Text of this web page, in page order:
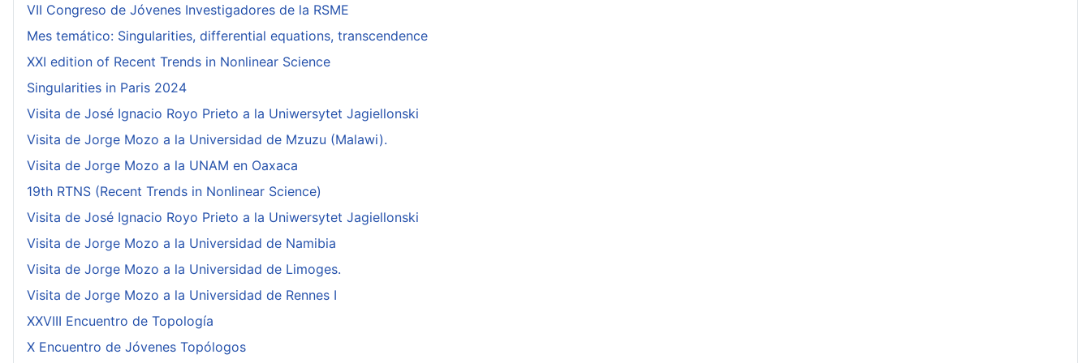
VII Congreso de Jóvenes Investigadores de la RSME
Mes temático: Singularities, differential equations, transcendence
XXI edition of Recent Trends in Nonlinear Science
Singularities in Paris 2024
Visita de José Ignacio Royo Prieto a la Uniwersytet Jagiellonski
Visita de Jorge Mozo a la Universidad de Mzuzu (Malawi).
Visita de Jorge Mozo a la UNAM en Oaxaca
19th RTNS (Recent Trends in Nonlinear Science)
Visita de José Ignacio Royo Prieto a la Uniwersytet Jagiellonski
Visita de Jorge Mozo a la Universidad de Namibia
Visita de Jorge Mozo a la Universidad de Limoges.
Visita de Jorge Mozo a la Universidad de Rennes I
XXVIII Encuentro de Topología
X Encuentro de Jóvenes Topólogos